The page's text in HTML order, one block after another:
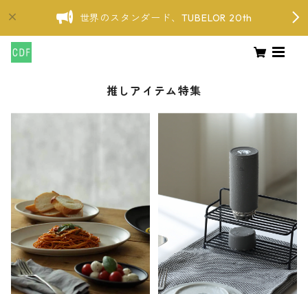
世界のスタンダード、TUBELOR 20th
推しアイテム特集